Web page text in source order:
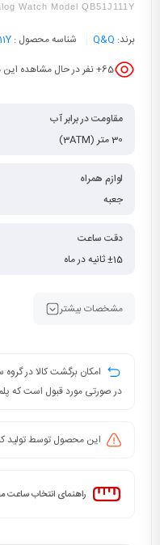
Watch Model QB51J111Y
برند: Q&Q شناسه محصول :
65+ نفر در حال مشاهده
مقاومت در برابر آب
30 متر (3ATM)
لوازم همراه
جعبه
دقت ساعت
±15 ثانیه در ماه
مشخصات بیشتر
امکان برگشت کالا در
در صورتی مورد قبول است که
این محصول توسط تولید
راهنمای انتخاب ساعت